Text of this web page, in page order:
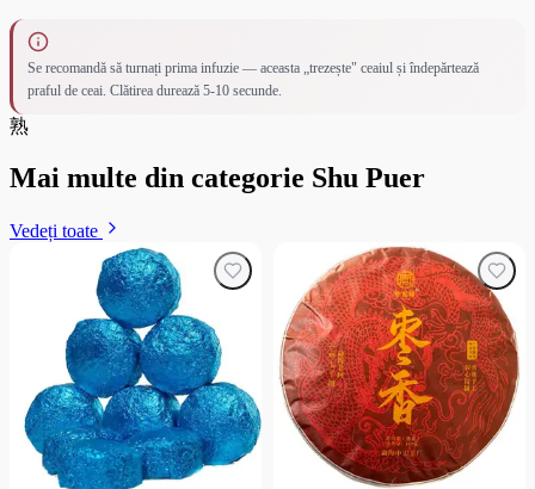
Se recomandă să turnați prima infuzie — aceasta „trezește" ceaiul și îndepărtează
praful de ceai. Clătirea durează 5-10 secunde.
熟
Mai multe din categorie Shu Puer
Vedeți toate